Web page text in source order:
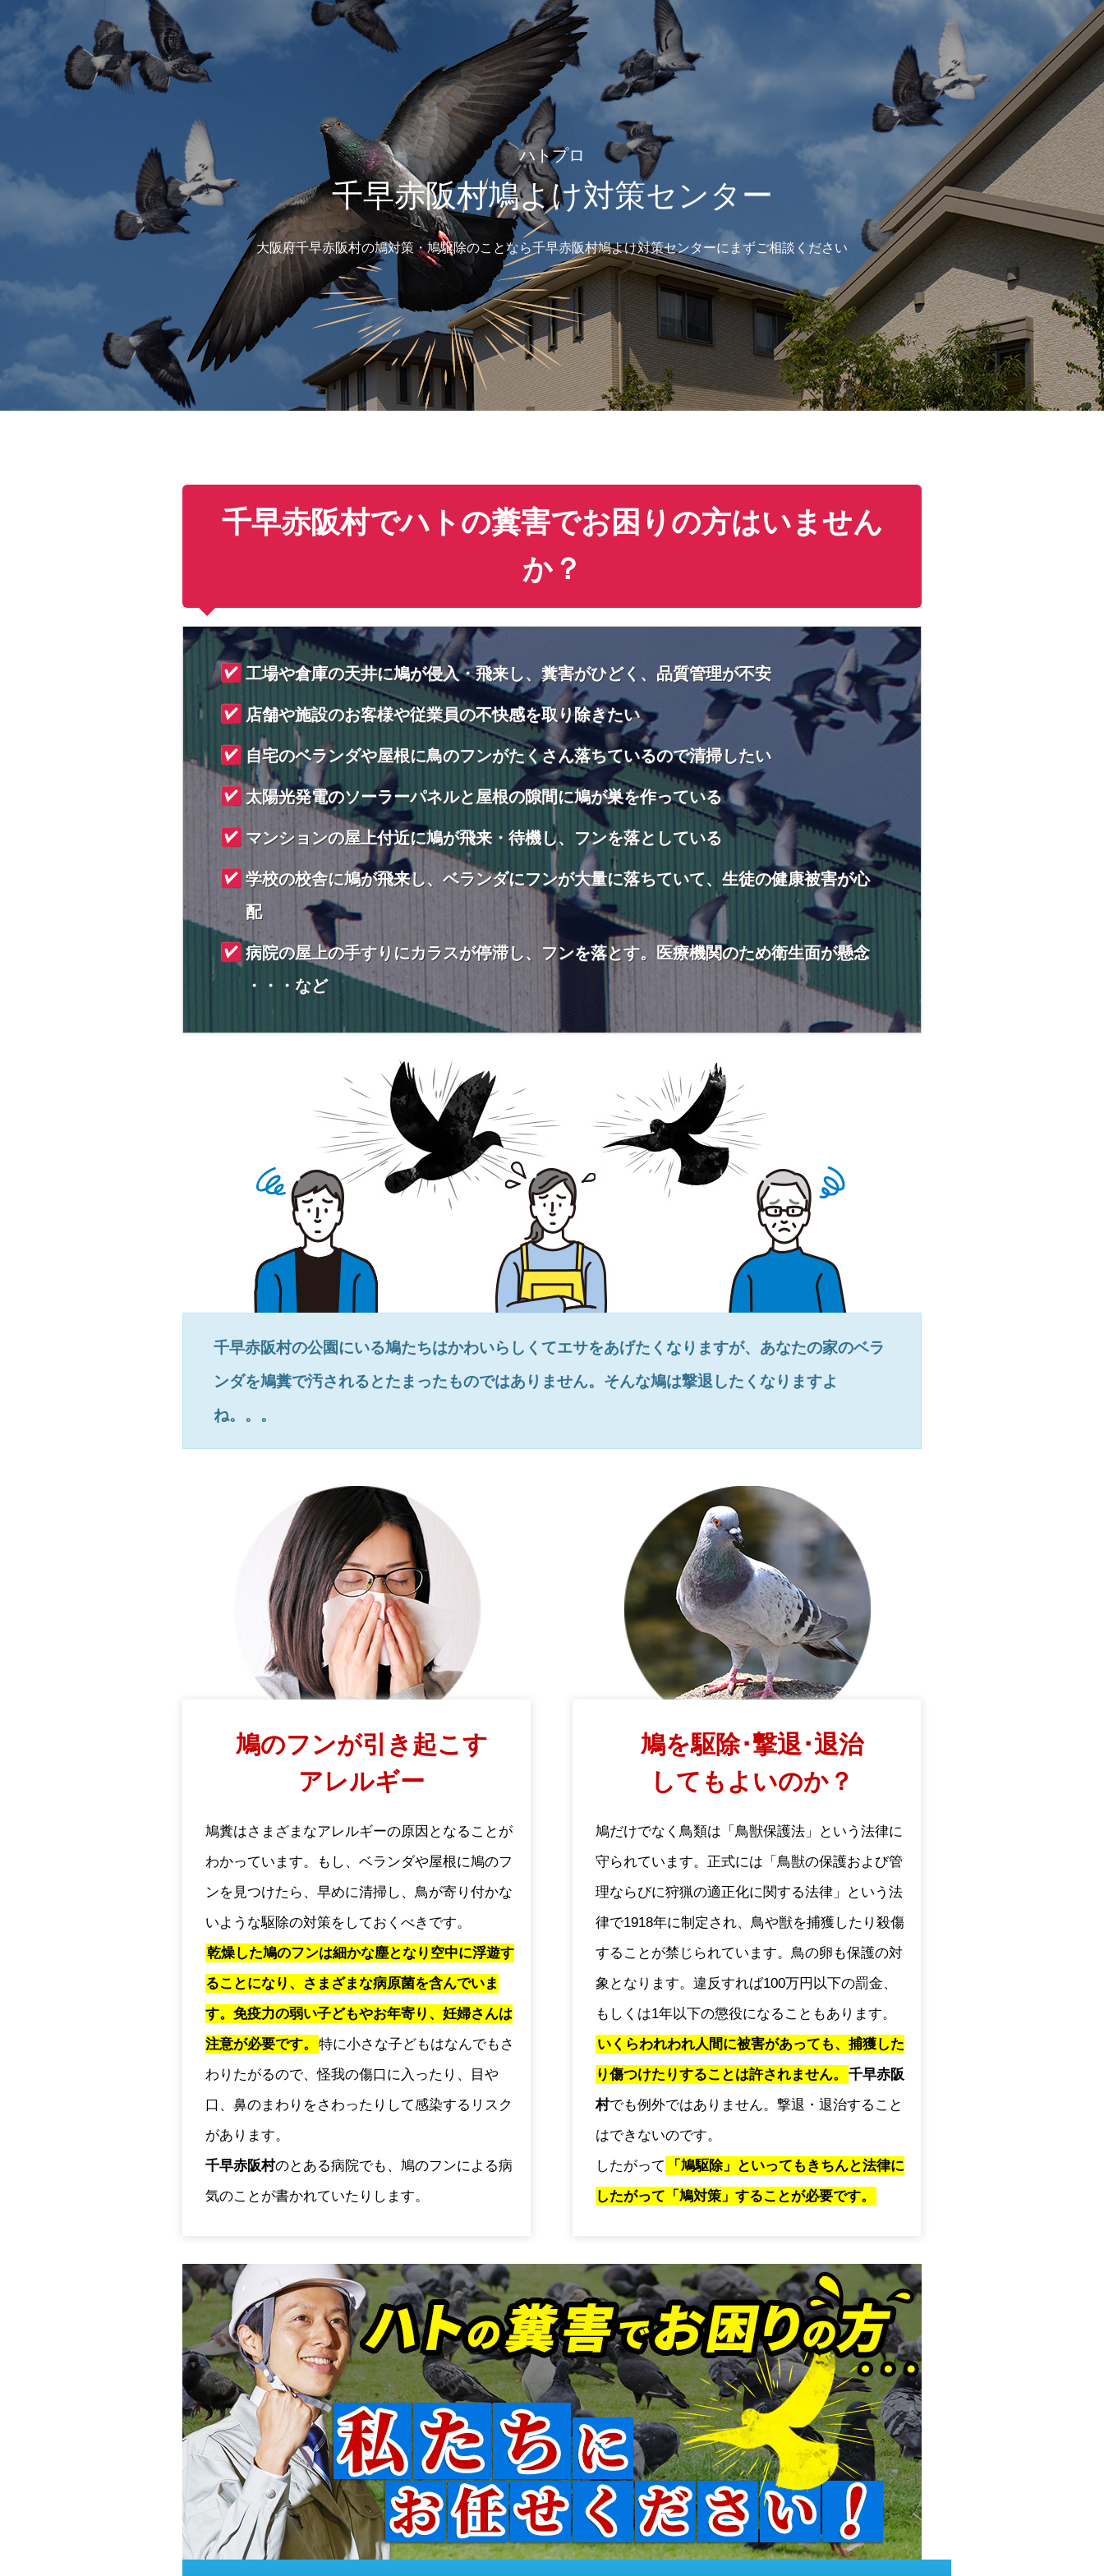
ハトプロ
千早赤阪村鳩よけ対策センター
大阪府千早赤阪村の鳩対策・鳩駆除のことなら千早赤阪村鳩よけ対策センターにまずご相談ください
千早赤阪村でハトの糞害でお困りの方はいません
か？
工場や倉庫の天井に鳩が侵入・飛来し、糞害がひどく、品質管理が不安
店舗や施設のお客様や従業員の不快感を取り除きたい
自宅のベランダや屋根に鳥のフンがたくさん落ちているので清掃したい
太陽光発電のソーラーパネルと屋根の隙間に鳩が巣を作っている
マンションの屋上付近に鳩が飛来・待機し、フンを落としている
学校の校舎に鳩が飛来し、ベランダにフンが大量に落ちていて、生徒の健康被害が心
配
病院の屋上の手すりにカラスが停滞し、フンを落とす。医療機関のため衛生面が懸念
・・・など
千早赤阪村の公園にいる鳩たちはかわいらしくてエサをあげたくなりますが、あなたの家のベラ
ンダを鳩糞で汚されるとたまったものではありません。そんな鳩は撃退したくなりますよ
ね。。。
鳩のフンが引き起こす
アレルギー
鳩糞はさまざまなアレルギーの原因となることが
わかっています。もし、ベランダや屋根に鳩のフ
ンを見つけたら、早めに清掃し、鳥が寄り付かな
いような駆除の対策をしておくべきです。
乾燥した鳩のフンは細かな塵となり空中に浮遊す
ることになり、さまざまな病原菌を含んでいま
す。免疫力の弱い子どもやお年寄り、妊婦さんは
注意が必要です。
特に小さな子どもはなんでもさ
わりたがるので、怪我の傷口に入ったり、目や
口、鼻のまわりをさわったりして感染するリスク
があります。
千早赤阪村のとある病院でも、鳩のフンによる病
気のことが書かれていたりします。
鳩を駆除･撃退･退治
してもよいのか？
鳩だけでなく鳥類は「鳥獣保護法」という法律に
守られています。正式には「鳥獣の保護および管
理ならびに狩猟の適正化に関する法律」という法
律で1918年に制定され、鳥や獣を捕獲したり殺傷
することが禁じられています。鳥の卵も保護の対
象となります。違反すれば100万円以下の罰金、
もしくは1年以下の懲役になることもあります。
いくらわれわれ人間に被害があっても、捕獲した
り傷つけたりすることは許されません。
千早赤阪
村でも例外ではありません。撃退・退治すること
はできないのです。
したがって
「鳩駆除」といってもきちんと法律に
したがって「鳩対策」することが必要です。